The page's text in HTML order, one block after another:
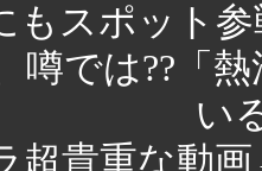
もスポット
噂では??「
い
超貴重な動